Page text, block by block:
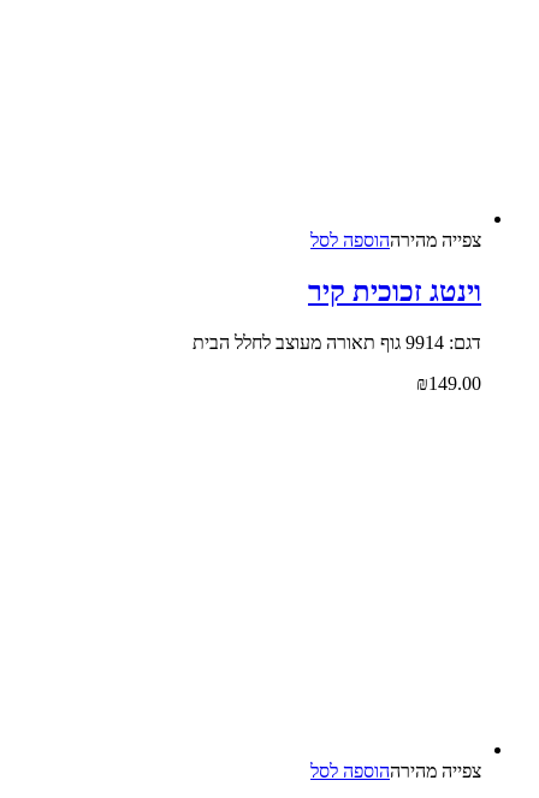
צפייה‬ ‫מהירה‬הוספה לסל
וינטג זכוכית קיר
דגם: 9914 גוף תאורה מעוצב לחלל הבית
₪149.00
צפייה‬ ‫מהירה‬הוספה לסל